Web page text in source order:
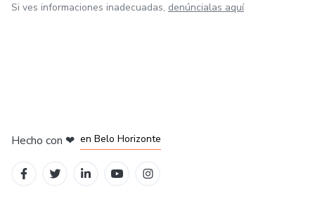
Si ves informaciones inadecuadas, denúncialas aquí
Hecho con ❤ en Belo Horizonte